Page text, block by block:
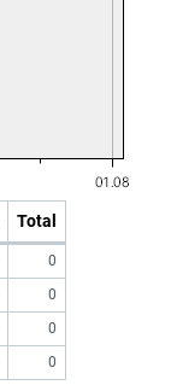
Total
0
0
0
0